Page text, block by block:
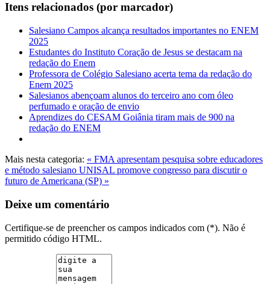
Itens relacionados (por marcador)
Salesiano Campos alcança resultados importantes no ENEM
2025
Estudantes do Instituto Coração de Jesus se destacam na
redação do Enem
Professora de Colégio Salesiano acerta tema da redação do
Enem 2025
Salesianos abençoam alunos do terceiro ano com óleo
perfumado e oração de envio
Aprendizes do CESAM Goiânia tiram mais de 900 na
redação do ENEM
Mais nesta categoria: « FMA apresentam pesquisa sobre educadores
e método salesiano UNISAL promove congresso para discutir o
futuro de Americana (SP) »
Deixe um comentário
Certifique-se de preencher os campos indicados com (*). Não é
permitido código HTML.